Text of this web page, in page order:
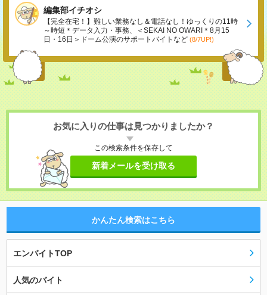
編集部イチオシ
【完全在宅！】難しい業務なし＆電話なし！ゆっくりの11時
～時短＊データ入力・事務、＜SEKAI NO OWARI＊8月15
日・16日＞ドーム公演のサポートバイトなど (8/7UP!)
お気に入りの仕事は見つかりましたか？
この検索条件を保存して
新着メールを受け取る
かんたん検索はこちら
エンバイトTOP
人気のバイト